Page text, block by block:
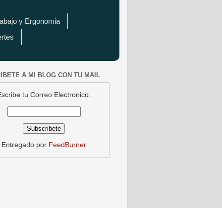
y Ergonomia
A MI BLOG CON TU MAIL
tu Correo Electronico:
Entregado por FeedBurner